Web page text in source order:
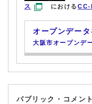
ス におけるCC-
オープンデータ
大阪市オープンデ
パブリック・コメン